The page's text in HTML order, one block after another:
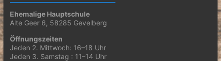
Ehemalige Hauptschule
Alte Geer 6, 58285 Gevelberg
Öffnungszeiten
Jeden 2. Mittwoch: 16–18 Uhr
Jeden 3. Samstag : 11–14 Uhr